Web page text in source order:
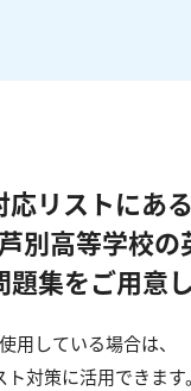
リストにあ
別高等学校の
集をご用意し
用している場合は、
対策に活用できます。